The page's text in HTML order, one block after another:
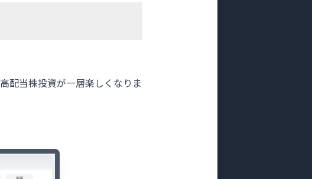
配当株投資が一層楽しくなりま